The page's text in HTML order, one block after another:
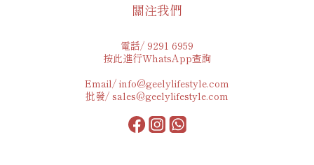
關注我們
電話/ 9291 6959
按此進行WhatsApp查詢
Email/ info@geelylifestyle.com
批發/ sales@geelylifestyle.com